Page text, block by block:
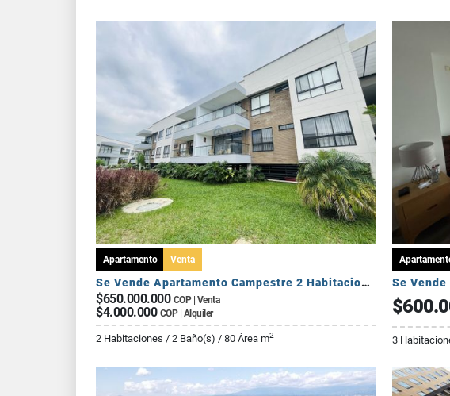
Apartamento Venta
Se Vende Apartamento Campestre 2 Habitaciones - Via Al Caimo
$650.000.000 COP | Venta
$4.000.000 COP | Alquiler
2 Habitaciones / 2 Baño(s) / 80 Área m2
Se
3